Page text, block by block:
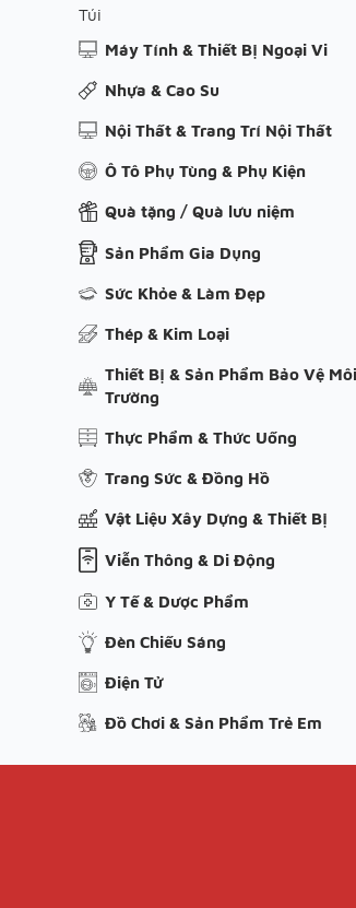
Túi
Máy Tính & Thiết Bị Ngoại Vi
Nhựa & Cao Su
Nội Thất & Trang Trí Nội Thất
Ô Tô Phụ Tùng & Phụ Kiện
Quà tặng / Quà lưu niệm
Sản Phẩm Gia Dụng
Sức Khỏe & Làm Đẹp
Thép & Kim Loại
Thiết Bị & Sản Phẩm Bảo Vệ Môi
Trường
Thực Phẩm & Thức Uống
Trang Sức & Đồng Hồ
Vật Liệu Xây Dựng & Thiết Bị
Viễn Thông & Di Động
Y Tế & Dược Phẩm
Đèn Chiếu Sáng
Điện Tử
Đồ Chơi & Sản Phẩm Trẻ Em